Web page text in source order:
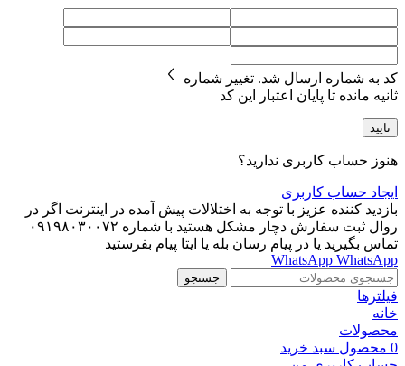
کد به شماره ارسال شد. تغییر شماره
ثانیه مانده تا پایان اعتبار این کد
تایید
هنوز حساب کاربری ندارید؟
ایجاد حساب کاربری
بازدید کننده عزیز با توجه به اختلالات پیش آمده در اینترنت اگر در
روال ثبت سفارش دچار مشکل هستید با شماره ۰۹۱۹۸۰۳۰۰۷۲
تماس بگیرید یا در پیام رسان بله یا ایتا پیام بفرستید
WhatsApp WhatsApp
جستجو
فیلترها
خانه
محصولات
0 محصول سبد خرید